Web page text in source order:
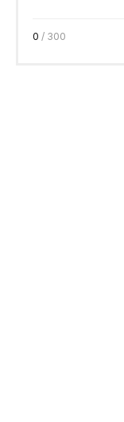
0 / 300